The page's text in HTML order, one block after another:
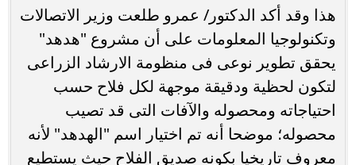
‏هذا وقد أكد الدكتور/ عمرو طلعت وزير الاتصالات
وتكنولوجيا المعلومات على أن مشروع "هدهد"
يحقق تطوير نوعى فى منظومة الارشاد الزراعى
لتكون لحظية ودقيقة موجهة لكل فلاح حسب
احتياجاته ومحصوله والآفات التى قد تصيب
محصوله؛ موضحا أنه تم اختيار اسم "الهدهد" لأنه
معروف تاريخيا بكونه صديق الفلاح حيث يستطيع